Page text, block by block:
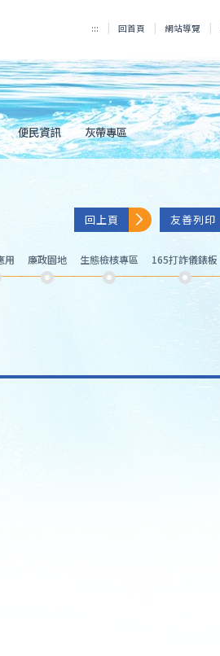
::: 回首頁 網站導覽
便民資訊 灰帶專區
回上頁 友善列印
用 廉政園地 生態檢核專區 165打詐儀錶板